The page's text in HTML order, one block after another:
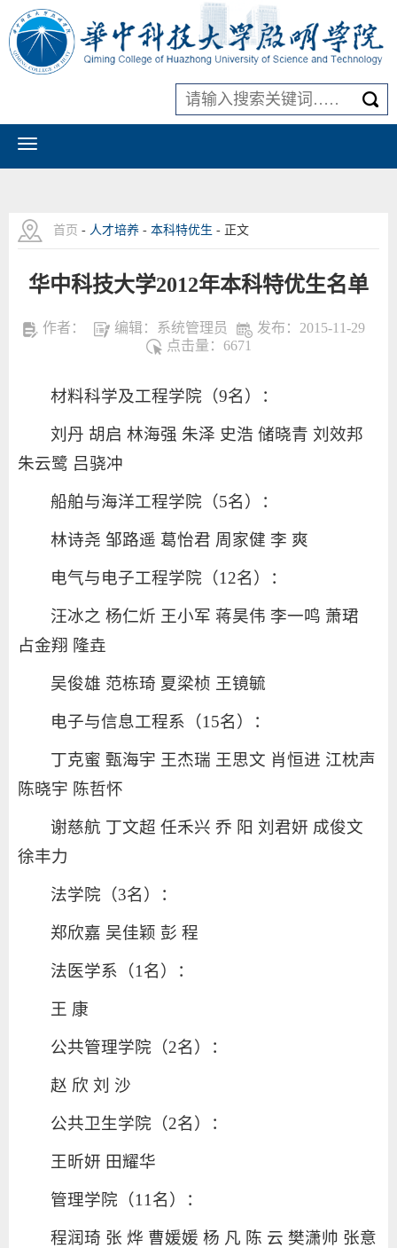
首页 - 人才培养 - 本科特优生 - 正文
华中科技大学2012年本科特优生名单
作者： 编辑：系统管理员
发布：2015-11-29
点击量： 6671
材料科学及工程学院（9名）：
刘丹 胡启 林海强 朱泽 史浩 储晓青 刘效邦
朱云鹭 吕骁冲
船舶与海洋工程学院（5名）：
林诗尧 邹路遥 葛怡君 周家健 李 爽
电气与电子工程学院（12名）：
汪冰之 杨仁炘 王小军 蒋昊伟 李一鸣 萧珺
占金翔 隆垚
吴俊雄 范栋琦 夏梁桢 王镜毓
电子与信息工程系（15名）：
丁克蜜 甄海宇 王杰瑞 王思文 肖恒进 江枕声
陈晓宇 陈哲怀
谢慈航 丁文超 任禾兴 乔 阳 刘君妍 成俊文
徐丰力
法学院（3名）：
郑欣嘉 吴佳颖 彭 程
法医学系（1名）：
王 康
公共管理学院（2名）：
赵 欣 刘 沙
公共卫生学院（2名）：
王昕妍 田耀华
管理学院（11名）：
程润琦 张 烨 曹媛媛 杨 凡 陈 云 樊潇帅 张意